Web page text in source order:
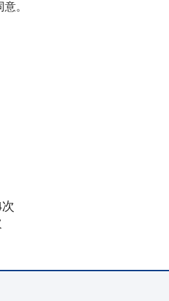
。
次